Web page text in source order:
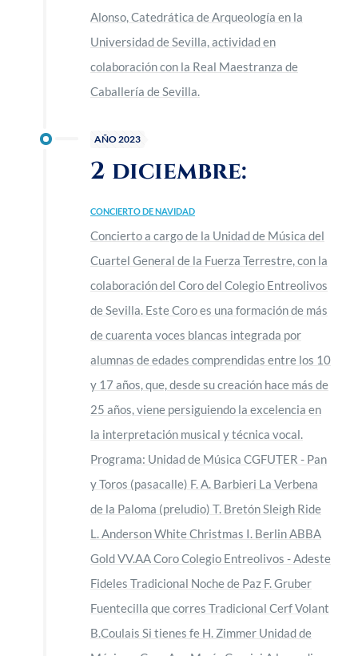
Alonso, Catedrática de Arqueología en la
Universidad de Sevilla, actividad en
colaboración con la Real Maestranza de
Caballería de Sevilla.
AÑO 2023
2 diciembre:
CONCIERTO DE NAVIDAD
Concierto a cargo de la Unidad de Música del
Cuartel General de la Fuerza Terrestre, con la
colaboración del Coro del Colegio Entreolivos
de Sevilla. Este Coro es una formación de más
de cuarenta voces blancas integrada por
alumnas de edades comprendidas entre los 10
y 17 años, que, desde su creación hace más de
25 años, viene persiguiendo la excelencia en
la interpretación musical y técnica vocal.
Programa: Unidad de Música CGFUTER - Pan
y Toros (pasacalle) F. A. Barbieri La Verbena
de la Paloma (preludio) T. Bretón Sleigh Ride
L. Anderson White Christmas I. Berlin ABBA
Gold VV.AA Coro Colegio Entreolivos - Adeste
Fideles Tradicional Noche de Paz F. Gruber
Fuentecilla que corres Tradicional Cerf Volant
B.Coulais Si tienes fe H. Zimmer Unidad de